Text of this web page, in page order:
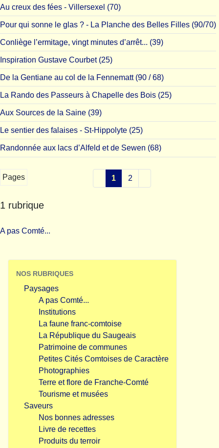
Au creux des fées - Villersexel (70)
Pour qui sonne le glas ? - La Planche des Belles Filles (90/70)
Conliège l’ermitage, vingt minutes d’arrêt... (39)
Inspiration Gustave Courbet (25)
De la Gentiane au col de la Fennematt (90 / 68)
La Rando des Passeurs à Chapelle des Bois (25)
Aux Sources de la Saine (39)
Le sentier des falaises - St-Hippolyte (25)
Randonnée aux lacs d’Alfeld et de Sewen (68)
Pages 1 2
1 rubrique
A pas Comté...
NOS RUBRIQUES
Paysages
A pas Comté...
Institutions
La faune franc-comtoise
La République du Saugeais
Patrimoine de communes
Petites Cités Comtoises de Caractère
Photographies
Terre et flore de Franche-Comté
Tourisme et musées
Saveurs
Nos bonnes adresses
Livre de recettes
Produits du terroir